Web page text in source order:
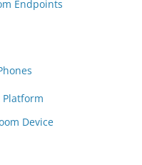
Endpoints
Device